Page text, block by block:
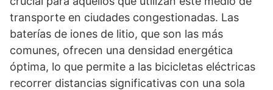
transporte en ciudades congestionadas. Las
baterías de iones de litio, que son las más
comunes, ofrecen una densidad energética
óptima, lo que permite a las bicicletas eléctricas
recorrer distancias significativas con una sola